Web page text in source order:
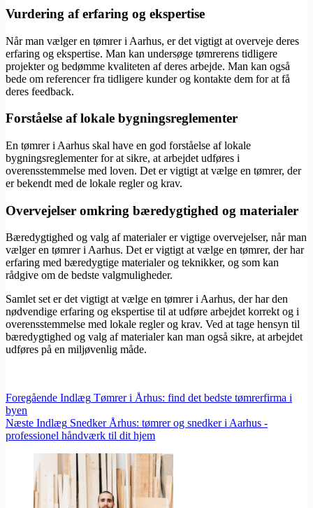
Vurdering af erfaring og ekspertise
Når man vælger en tømrer i Aarhus, er det vigtigt at overveje deres
erfaring og ekspertise. Man kan undersøge tømrerens tidligere
projekter og bedømme kvaliteten af deres arbejde. Man kan også
bede om referencer fra tidligere kunder og kontakte dem for at få
deres feedback.
Forståelse af lokale bygningsreglementer
En tømrer i Aarhus skal have en god forståelse af lokale
bygningsreglementer for at sikre, at arbejdet udføres i
overensstemmelse med loven. Det er vigtigt at vælge en tømrer, der
er bekendt med de lokale regler og krav.
Overvejelser omkring bæredygtighed og materialer
Bæredygtighed og valg af materialer er vigtige overvejelser, når man
vælger en tømrer i Aarhus. Det er vigtigt at vælge en tømrer, der har
erfaring med bæredygtige materialer og teknikker, og som kan
rådgive om de bedste valgmuligheder.
Samlet set er det vigtigt at vælge en tømrer i Aarhus, der har den
nødvendige erfaring og ekspertise til at udføre arbejdet korrekt og i
overensstemmelse med lokale regler og krav. Ved at tage hensyn til
bæredygtighed og valg af materialer kan man også sikre, at arbejdet
udføres på en miljøvenlig måde.
Foregående Indlæg Tømrer i Århus: find det bedste tømrerfirma i
byen
Næste Indlæg Snedker Århus: tømrer og snedker i Aarhus -
professionel håndværk til dit hjem